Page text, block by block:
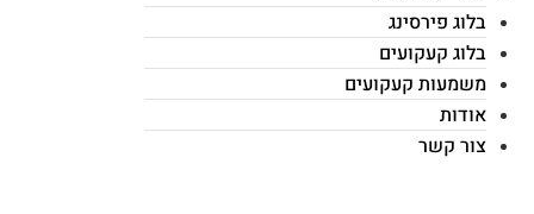
בלוג פירסינג
בלוג קעקועים
משמעות קעקועים
אודות
צור קשר